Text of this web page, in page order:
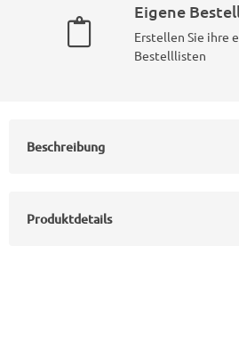
Eigene
Erstellen Sie ihre
Bestelllisten
Beschreibung
Produktdetails